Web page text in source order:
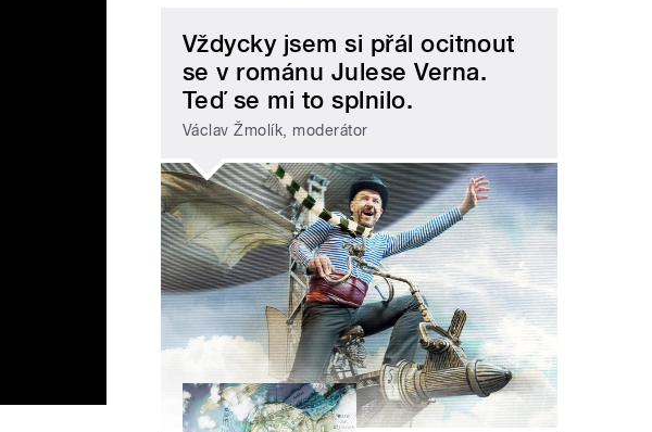
Vždycky jsem si přál ocitnout
se v románu Julese Verna.
Teď se mi to splnilo.
Václav Žmolík, moderátor